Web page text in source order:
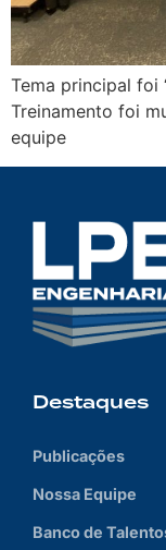
Tema principal foi
Treinamento foi
equipe
Destaques
Publicações
Nossa Equipe
Banco de